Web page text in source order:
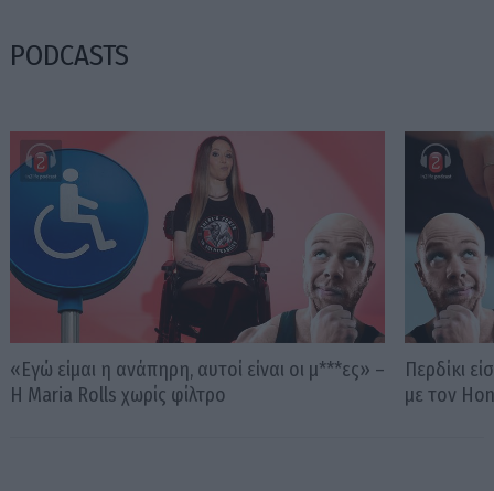
PODCASTS
«Εγώ είμαι η ανάπηρη, αυτοί είναι οι μ***ες» –
Η Maria Rolls χωρίς φίλτρο
Περδίκι
με τον